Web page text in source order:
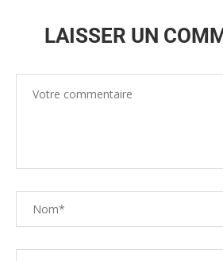
LAISSER UN